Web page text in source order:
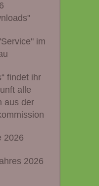
im
findet ihr
alle
aus der
2026
2026